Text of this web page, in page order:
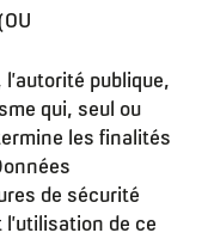
publique,
qui, seul ou
les finalités
de sécurité
de ce